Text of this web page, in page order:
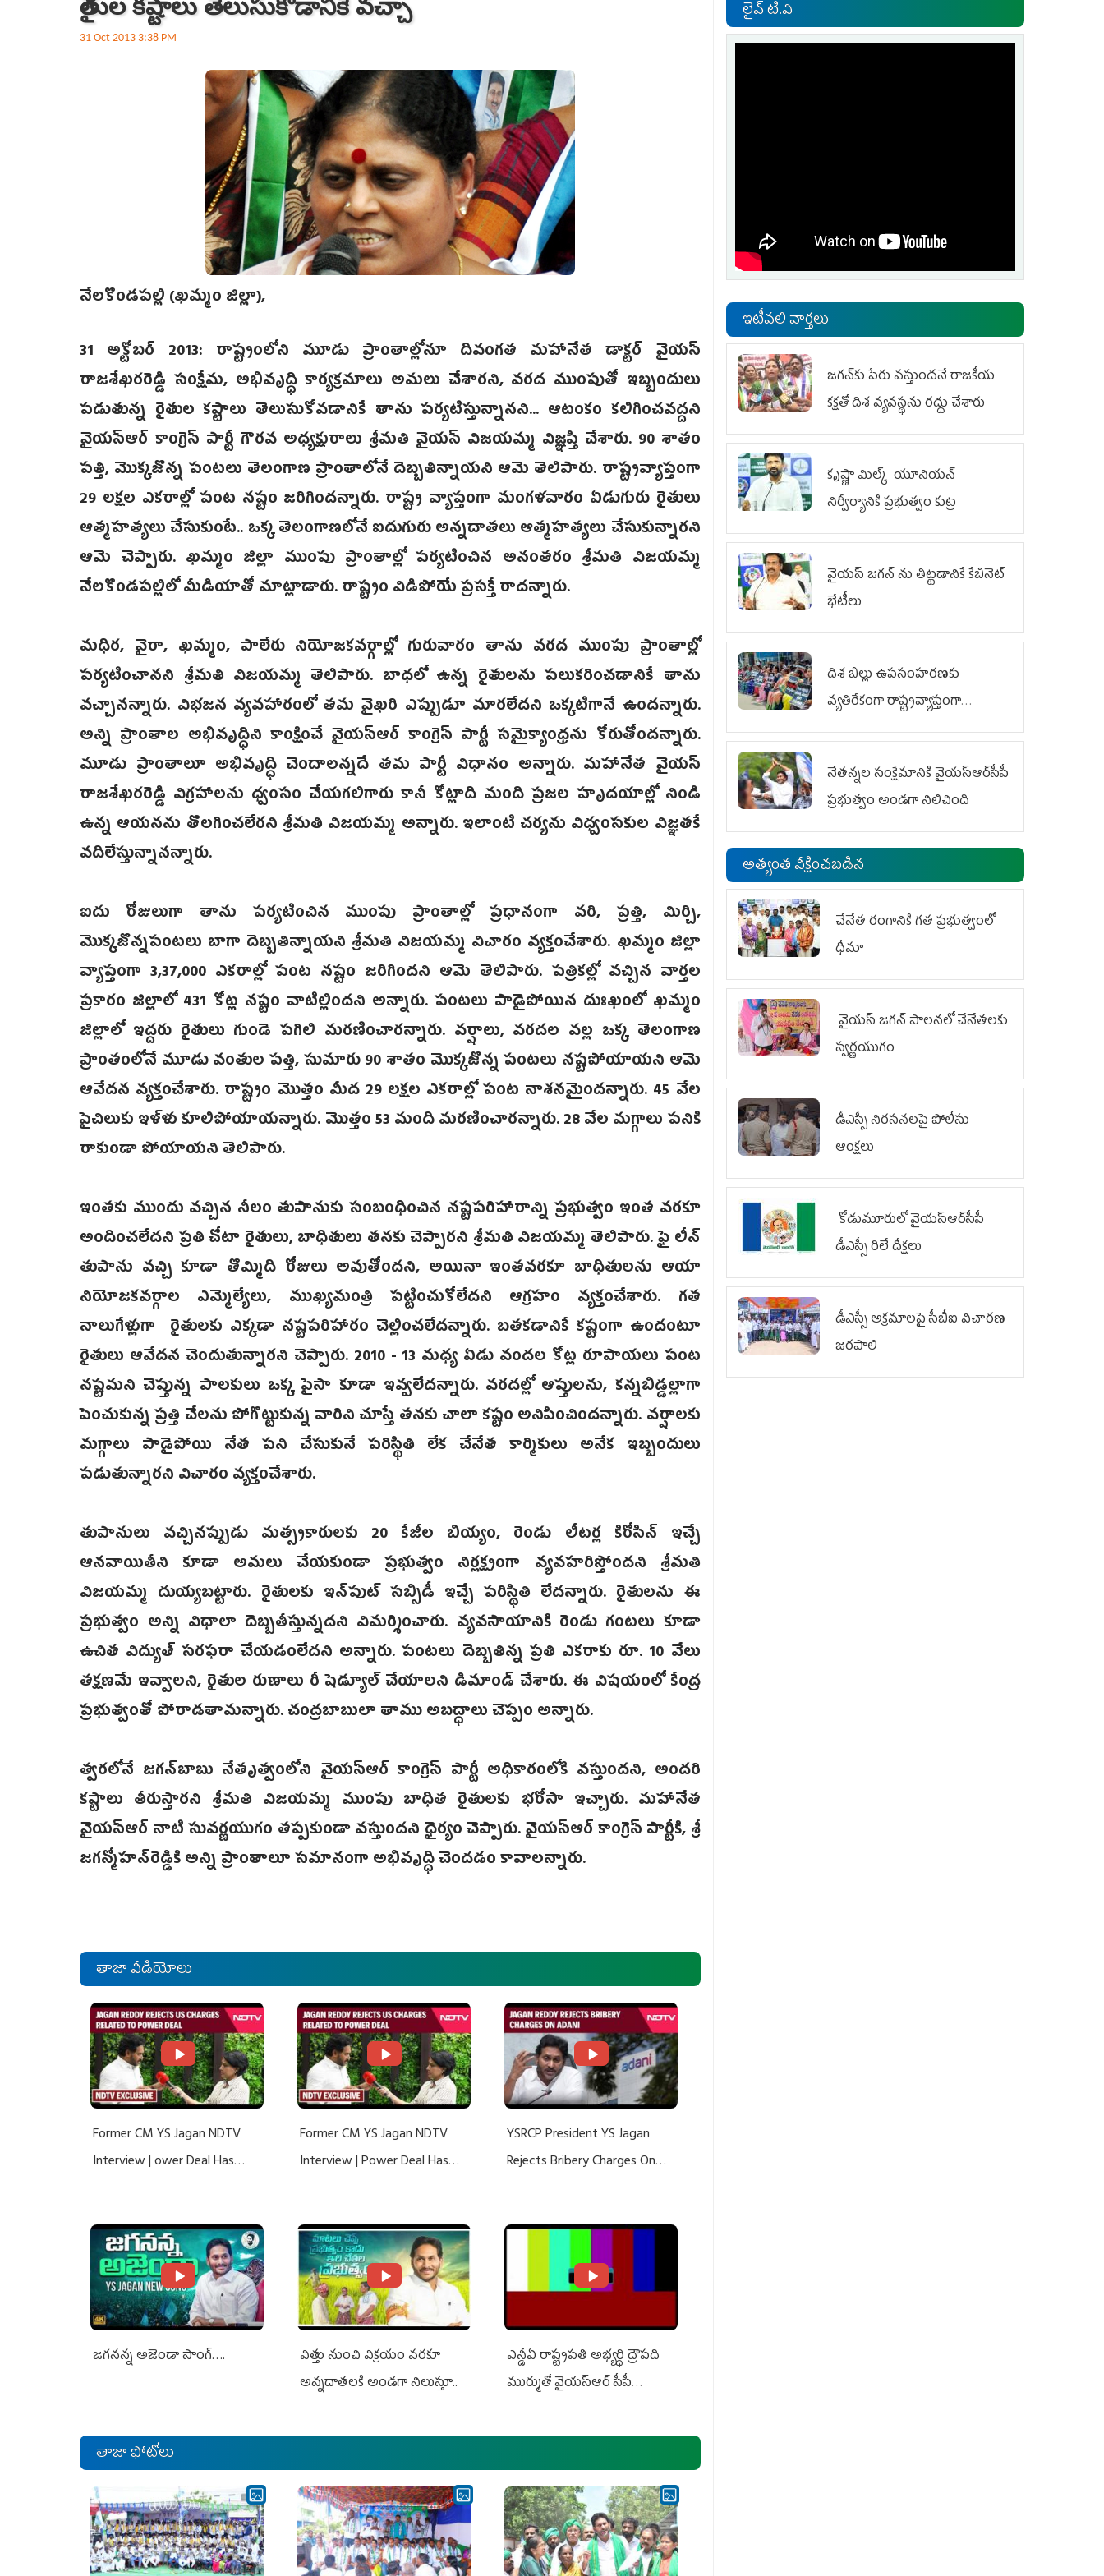
రైతుల కష్టాలు తెలుసుకోడానికే వచ్చా
31 Oct 2013 3:38 PM
నేలకొండపల్లి (ఖమ్మం జిల్లా),
31 అక్టోబర్ 2013: రాష్ట్రంలోని మూడు ప్రాంతాల్లోనూ దివంగత మహానేత డాక్టర్ వై‌యస్
రాజశేఖరరెడ్డి సంక్షేమ, అభివృద్ధి కార్యక్రమాలు ‌అమలు చేశారని, వరద ముంపుతో ఇబ్బందులు
పడుతున్న రైతుల కష్టాలు తెలుసుకోవడానికే తాను పర్యటిస్తున్నానని... ఆటంకం కలిగించవద్దని
వైయస్ఆర్‌ కాంగ్రెస్‌ పార్టీ గౌరవ అధ్యక్షురాలు శ్రీమతి వైయస్‌ విజయమ్మ విజ్ఞప్తి చేశారు. 90 శాతం
పత్తి, మొక్కజొన్న పంటలు తెలంగాణ ప్రాంతాలోనే దెబ్బతిన్నాయని ఆమె తెలిపారు. రాష్ట్రవ్యాప్తంగా
29 లక్షల ఎకరాల్లో పంట నష్టం జరిగిందన్నారు. రాష్ట్ర వ్యాప్తంగా మంగళవారం ఏడుగురు రైతులు
ఆత్మహత్యలు చేసుకుంటే.. ఒక్క తెలంగాణలోనే ఐదుగురు అన్నదాతలు ఆత్మహత్యలు చేసుకున్నారని
ఆమె చెప్పారు. ఖమ్మం జిల్లా ముంపు ప్రాంతాల్లో పర్యటించిన అనంతరం శ్రీమతి విజయమ్మ
నేలకొండపల్లిలో మీడియాతో మాట్లాడారు. రాష్ట్రం విడిపోయే ప్రసక్తే రాదన్నారు.
మధిర, వైరా, ఖమ్మం, పాలేరు నియోజకవర్గాల్లో గురువారం తాను వరద ముంపు ప్రాంతాల్లో
పర్యటించానని శ్రీమతి విజయమ్మ తెలిపారు. బాధలో ఉన్న రైతులను పలుకరించడానికే తాను
వచ్చానన్నారు. విభజన వ్యవహారంలో తమ వైఖరి ఎప్పుడూ మారలేదని ఒక్కటిగానే ఉందన్నారు.
అన్ని ప్రాంతాల అభివృద్ధిని కాంక్షించే వైయస్ఆర్‌ కాంగ్రెస్‌ పార్టీ సమైక్యాంధ్రను కోరుతోందన్నారు.
మూడు ప్రాంతాలూ అభివృద్ధి చెందాలన్నదే తమ పార్టీ విధానం అన్నారు. మహానేత వైయస్‌
రాజశేఖరరెడ్డి విగ్రహాలను ధ్వంసం చేయగలిగారు కానీ కోట్లాది మంది ప్రజల హృదయాల్లో నిండి
ఉన్న ఆయనను తొలగించలేరని శ్రీమతి విజయమ్మ అన్నారు. ఇలాంటి చర్యను విధ్వంసకుల విజ్ఞతకే
వదిలేస్తున్నానన్నారు.
ఐదు రోజులుగా తాను పర్యటించిన ముంపు ప్రాంతాల్లో ప్రధానంగా వరి, ప్రత్తి, మిర్చి,
మొక్కజొన్నపంటలు బాగా దెబ్బతిన్నాయని శ్రీమతి విజయమ్మ విచారం వ్యక్తంచేశారు. ఖమ్మం జిల్లా
వ్యాప్తంగా 3,37,000 ఎకరాల్లో పంట నష్టం జరిగిందని ఆమె తెలిపారు. పత్రికల్లో వచ్చిన వార్తల
ప్రకారం జిల్లాలో 431 కోట్ల నష్టం వాటిల్లిందని అన్నారు. పంటలు పాడైపోయిన దుఃఖంలో ఖమ్మం
జిల్లాలో ఇద్దరు రైతులు గుండె పగిలి మరణించారన్నారు. వర్షాలు, వరదల వల్ల ఒక్క తెలంగాణ
ప్రాంతంలోనే మూడు వంతుల పత్తి, సుమారు 90 శాతం మొక్కజొన్న పంటలు నష్టపోయాయని ఆమె
ఆవేదన వ్యక్తంచేశారు. రాష్ట్రం మొత్తం మీద 29 లక్షల ఎకరాల్లో పంట నాశనమైందన్నారు. 45 వేల
పైచిలుకు ఇళ్ళు కూలిపోయాయన్నారు. మొత్తం 53 మంది మరణించారన్నారు. 28 వేల మగ్గాలు పనికి
రాకుండా పోయాయని తెలిపారు.
ఇంతకు ముందు వచ్చిన నీలం తుపానుకు సంబంధించిన నష్టపరిహారాన్ని ప్రభుత్వం ఇంత వరకూ
అందించలేదని ప్రతి చోటా రైతులు, బాధితులు తనకు చెప్పారని శ్రీమతి విజయమ్మ తెలిపారు. ఫై లీన్‌
తుపాను వచ్చి కూడా తొమ్మిది రోజులు అవుతోందని, అయినా ఇంతవరకూ బాధితులను ఆయా
నియోజకవర్గాల ఎమ్మెల్యేలు, ముఖ్యమంత్రి పట్టించుకోలేదని ఆగ్రహం వ్యక్తంచేశారు. గత
నాలుగేళ్లుగా రైతులకు ఎక్కడా నష్టపరిహారం చెల్లించలేదన్నారు. బతకడానికే కష్టంగా ఉందంటూ
రైతులు ఆవేదన చెందుతున్నారని చెప్పారు. 2010 - 13 మధ్య ఏడు వందల కోట్ల రూపాయలు పంట
నష్టమని చెప్తున్న పాలకులు ఒక్క పైసా కూడా ఇవ్వలేదన్నారు. వరదల్లో ఆప్తులను, కన్నబిడ్డల్లాగా
పెంచుకున్న ప్రత్తి చేలను పోగొట్టుకున్న వారిని చూస్తే తనకు చాలా కష్టం అనిపించిందన్నారు. వర్షాలకు
మగ్గాలు పాడైపోయి నేత పని చేసుకునే పరిస్థితి లేక చేనేత కార్మికులు అనేక ఇబ్బందులు
పడుతున్నారని విచారం వ్యక్తంచేశారు.
తుపానులు వచ్చినప్పుడు మత్స్యకారులకు 20 కేజీల బియ్యం, రెండు లీటర్ల కిరోసిన్‌ ఇచ్చే
ఆనవాయితీని కూడా అమలు చేయకుండా ప్రభుత్వం నిర్లక్ష్యంగా వ్యవహరిస్తోందని శ్రీమతి
విజయమ్మ దుయ్యబట్టారు. రైతులకు ఇన్‌పుట్‌ సబ్సిడీ ఇచ్చే పరిస్థితి లేదన్నారు. రైతులను ఈ
ప్రభుత్వం అన్ని విధాలా దెబ్బతీస్తున్నదని విమర్శించారు. వ్యవసాయానికి రెండు గంటలు కూడా
ఉచిత విద్యుత్‌ సరఫరా చేయడంలేదని అన్నారు. పంటలు దెబ్బతిన్న ప్రతి ఎకరాకు రూ. 10 వేలు
తక్షణమే ఇవ్వాలని, రైతుల రుణాలు రీ షెడ్యూల్ చేయాలని డిమాండ్ చేశారు. ఈ విషయంలో కేంద్ర
ప్రభుత్వంతో పోరాడ‌తామన్నారు. చంద్రబాబులా తాము అబద్ధాలు చెప్పం అన్నారు.
త్వరలోనే‌ జగన్‌బాబు నేతృత్వంలోని వైయస్ఆర్ కాంగ్రెస్‌ పార్టీ అధికారంలోకి వస్తుందని, అందరి
కష్టాలు తీరుస్తారని శ్రీమతి విజయమ్మ ముంపు బాధిత రైతులకు భరోసా ఇచ్చారు. మహానేత
వైయస్ఆర్‌ నాటి సువర్ణయుగం తప్పకుండా వస్తుందని ధైర్యం చెప్పారు. వైయస్ఆర్‌ కాంగ్రెస్‌ పార్టీకి, శ్రీ
జగన్మోహన్‌రెడ్డికి అన్ని ప్రాంతాలూ సమానంగా అభివృద్ధి చెందడం కావాలన్నారు.
తాజా వీడియోలు
Former CM YS Jagan NDTV
Interview | ower Deal Has
Former CM YS Jagan NDTV
Interview | Power Deal Has
YSRCP President YS Jagan
Rejects Bribery Charges On
జగనన్న అజెండా సాంగ్….
విత్తు నుంచి విక్రయం వరకూ
అన్నదాతలకి అండగా నిలుస్తూ..
ఎన్డీఏ రాష్ట్ర‌ప‌తి అభ్య‌ర్థి ద్రౌప‌ది
ముర్ముతో వైయ‌స్ఆర్ సీపీ
ఎమ్మెల్యేలు, ఎంపీల స‌మావేశం
తాజా ఫోటోలు
లైవ్ టి.వి
ఇటీవలి వార్తలు
జగన్‌కు పేరు వస్తుందనే రాజకీయ
కక్షతో దిశ వ్య‌వ‌స్థ‌ను రద్దు చేశారు
కృష్ణా మిల్క్‌ యూనియన్‌
నిర్వీర్యానికి ప్రభుత్వం కుట్ర
వైయ‌స్ జగన్‌ ను తిట్టడానికే కేబినెట్‌
భేటీలు
దిశ బిల్లు ఉపసంహరణకు
వ్యతిరేకంగా రాష్ట్రవ్యాప్తంగా
వైయ‌స్ఆర్‌సీపీ మహిళా విభాగం
నేతన్నల సంక్షేమానికి వైయ‌స్ఆర్‌సీపీ
ప్రభుత్వం అండగా నిలిచింది
అత్యంత వీక్షించబడిన
చేనేత రంగానికి గత ప్రభుత్వంలో
ధీమా
వైయ‌స్ జగన్ పాలనలో చేనేతలకు
స్వర్ణయుగం
డీఎస్సీ నిరసనలపై పోలీసు
ఆంక్షలు
కోడుమూరులో వైయ‌స్ఆర్‌సీపీ
డీఎస్సీ రిలే దీక్షలు
డీఎస్సీ అక్రమాలపై సీబీఐ విచారణ
జరపాలి